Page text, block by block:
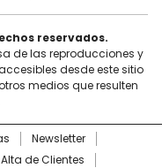
reservados.
de las reproducciones y
desde este sitio
medios que resulten
Newsletter
Alta de Clientes